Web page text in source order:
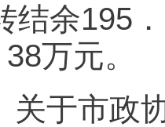
结余195
万元。
关于市政